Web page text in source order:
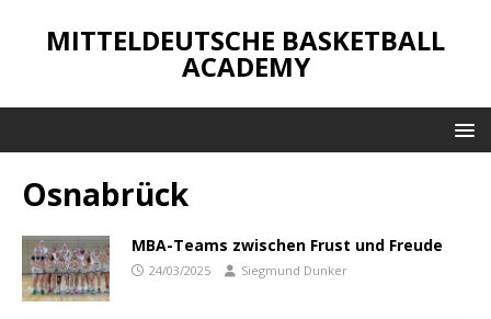
MITTELDEUTSCHE BASKETBALL
ACADEMY
Osnabrück
MBA-Teams zwischen Frust und Freude
24/03/2025 Siegmund Dunker